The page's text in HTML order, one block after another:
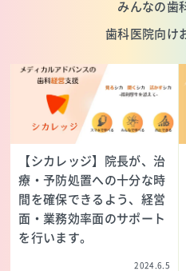
みんなの歯
歯科医院向け
【シカレッジ】院長が、治
療・予防処置への十分な時
間を確保できるよう、経営
面・業務効率面のサポート
を行います。
2024.6.5